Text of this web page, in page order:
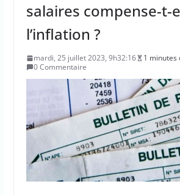
salaires compense-t-
l’inflation ?
mardi, 25 juillet 2023, 9h32:16
1 minutes
0 Commentaire